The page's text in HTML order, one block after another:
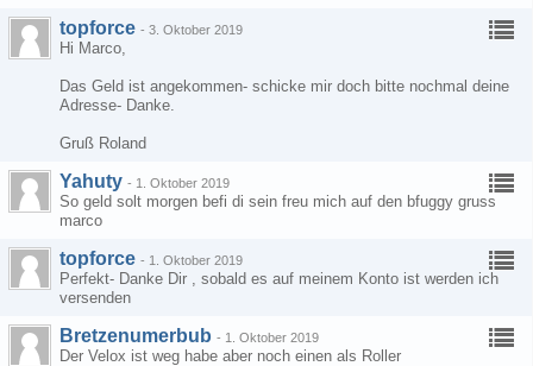
topforce - 3. Oktober 2019
Hi Marco,
Das Geld ist angekommen- schicke mir doch bitte nochmal deine
Adresse- Danke.
Gruß Roland
Yahuty - 1. Oktober 2019
So geld solt morgen befi di sein freu mich auf den bfuggy gruss
marco
topforce - 1. Oktober 2019
Perfekt- Danke Dir , sobald es auf meinem Konto ist werden ich
versenden
Bretzenumerbub - 1. Oktober 2019
Der Velox ist weg habe aber noch einen als Roller